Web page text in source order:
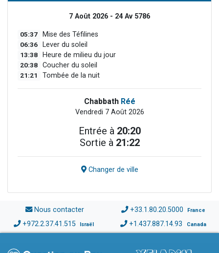
7 Août 2026 - 24 Av 5786
05:37 Mise des Téfilines
06:36 Lever du soleil
13:38 Heure de milieu du jour
20:38 Coucher du soleil
21:21 Tombée de la nuit
Chabbath Réé
Vendredi 7 Août 2026
Entrée à 20:20
Sortie à 21:22
Changer de ville
Nous contacter +33.1.80.20.5000 France
+972.2.37.41.515 Israël +1.437.887.14.93 Canada